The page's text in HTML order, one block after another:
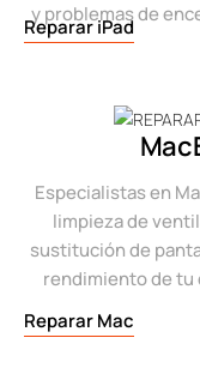
y problemas de
Reparar iPad
Especialistas en
limpieza de
sustitución de
rendimiento de tu
Reparar Mac